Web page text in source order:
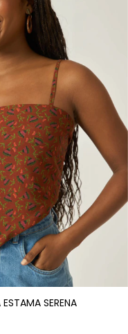
SERENA